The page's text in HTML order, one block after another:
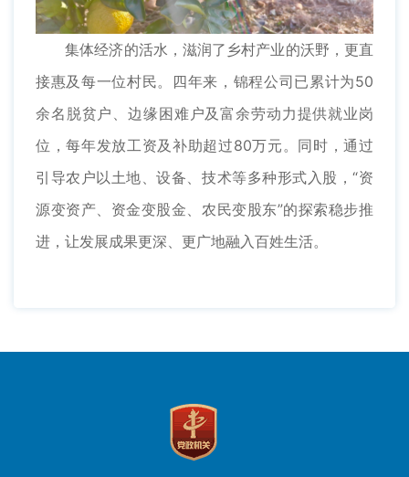
集体经济的活水，滋润了乡村产业的沃野，更直
接惠及每一位村民。四年来，锦程公司已累计为50
余名脱贫户、边缘困难户及富余劳动力提供就业岗
位，每年发放工资及补助超过80万元。同时，通过
引导农户以土地、设备、技术等多种形式入股，“资
源变资产、资金变股金、农民变股东”的探索稳步推
进，让发展成果更深、更广地融入百姓生活。